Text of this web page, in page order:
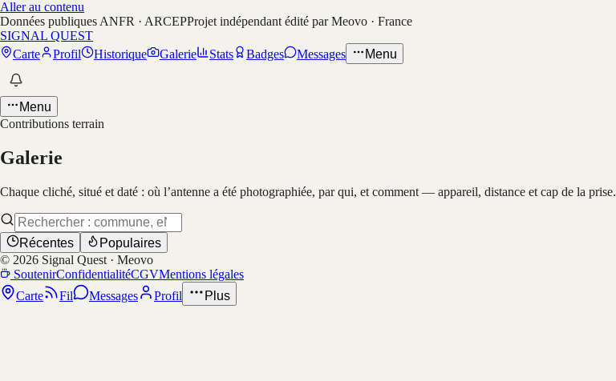
Aller au contenu
Données publiques ANFR · ARCEPProjet indépendant édité par Meovo · France
SIGNAL QUEST
Carte
Profil Historique Galerie Stats Badges Messages Menu
Menu
Contributions terrain
Galerie
Chaque cliché, situé et daté : où l’antenne a été photographiée, par qui, et comment — appareil, distance et cap de la prise.
Récentes
Populaires
© 2026 Signal Quest · Meovo
SoutenirConfidentialitéCGVMentions légales
Carte
Fil Messages Profil Plus